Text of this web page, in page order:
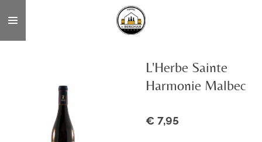
direct
naar
L'Herbe Sainte
Harmonie Malbec
€ 7,95